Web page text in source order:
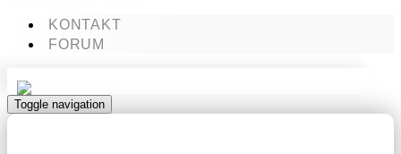
KONTAKT
FORUM
Toggle navigation